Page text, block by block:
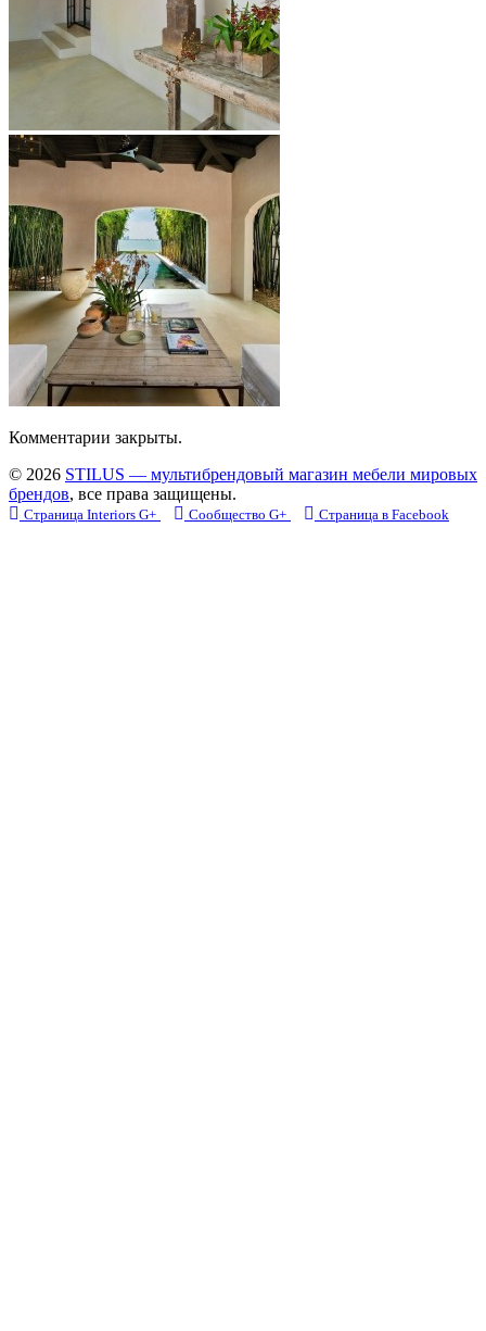
Комментарии закрыты.
© 2026 STILUS — мультибрендовый магазин мебели мировых
брендов, все права защищены.
Страница Interiors G+ Сообщество G+ Страница в Facebook